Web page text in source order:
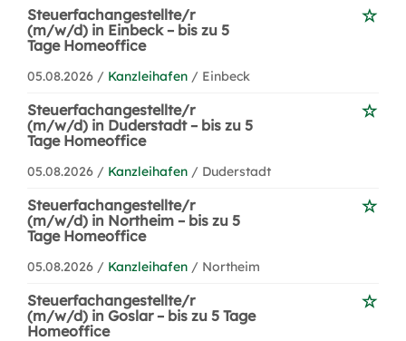
Steuerfachangestellte/r
(m/w/d) in Einbeck – bis zu 5
Tage Homeoffice
05.08.2026 / Kanzleihafen / Einbeck
Steuerfachangestellte/r
(m/w/d) in Duderstadt – bis zu 5
Tage Homeoffice
05.08.2026 / Kanzleihafen / Duderstadt
Steuerfachangestellte/r
(m/w/d) in Northeim – bis zu 5
Tage Homeoffice
05.08.2026 / Kanzleihafen / Northeim
Steuerfachangestellte/r
(m/w/d) in Goslar – bis zu 5 Tage
Homeoffice